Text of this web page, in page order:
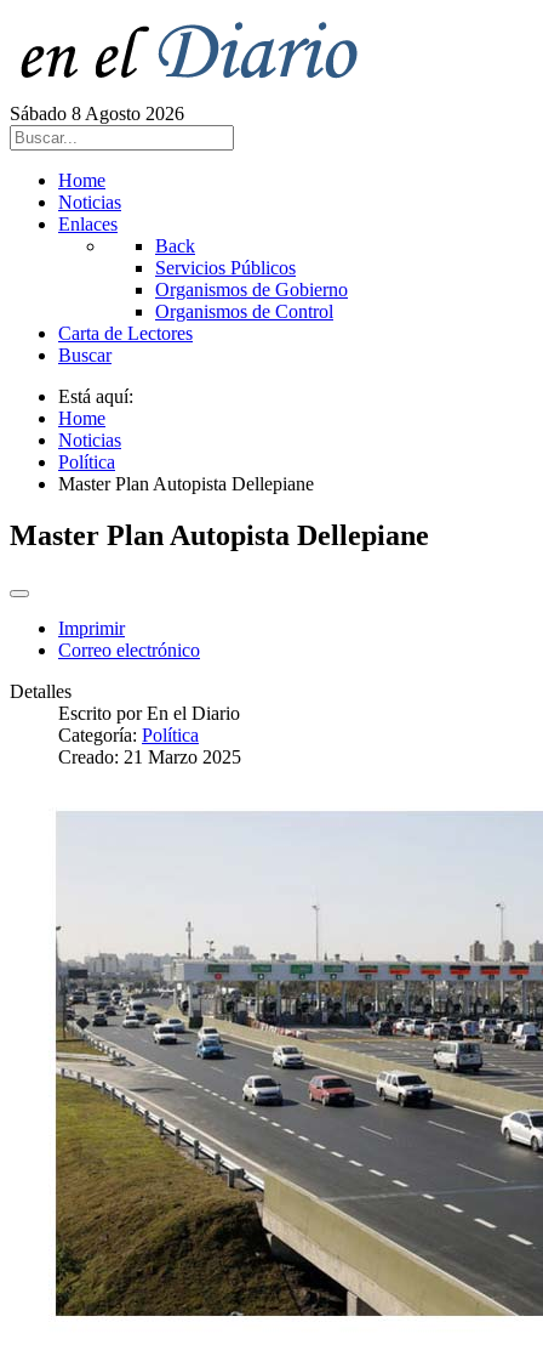
Sábado 8 Agosto 2026
Home
Noticias
Enlaces
Back
Servicios Públicos
Organismos de Gobierno
Organismos de Control
Carta de Lectores
Buscar
Está aquí:
Home
Noticias
Política
Master Plan Autopista Dellepiane
Master Plan Autopista Dellepiane
Imprimir
Correo electrónico
Detalles
Escrito porEn el Diario
Categoría: Política
Creado: 21 Marzo 2025